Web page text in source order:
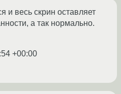
и весь скрин оставляет
а так нормально.
+00:00